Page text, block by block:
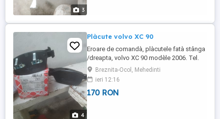
3
4
Plàcute volvo XC 90
Eroare de comandà, plàcutele fatà stânga
/dreapta, volvo XC 90 modèle 2006. Tel.
0740994377
Breznita-Ocol, Mehedinti
ieri 12:16
170 RON